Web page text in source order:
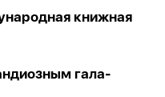
книжная
гала-